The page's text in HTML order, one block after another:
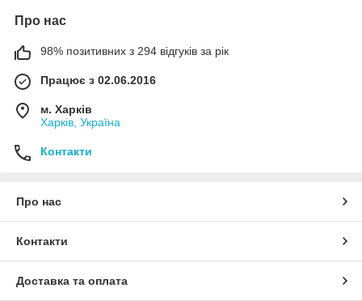
Про нас
98% позитивних з 294 відгуків за рік
Працює з 02.06.2016
м. Харків
Харків, Україна
Контакти
Про нас
Контакти
Доставка та оплата